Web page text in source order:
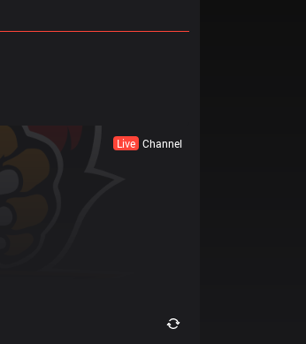
Live Channel